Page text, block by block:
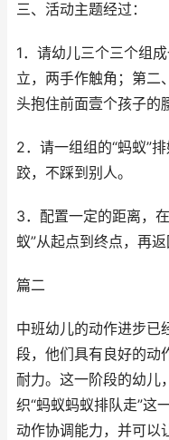
三、活动主题经过：
1．请幼儿三个三个组
立，两手作触角；第二
头抱住前面壹个孩子的
2．请一组组的“蚂蚁”
跤，不踩到别人。
3．配置一定的距离，
蚁”从起点到终点，再
篇二
中班幼儿的动作进步已
段，他们具有良好的动
耐力。这一阶段的幼儿
织“蚂蚁蚂蚁排队走”这
动作协调能力，并可以